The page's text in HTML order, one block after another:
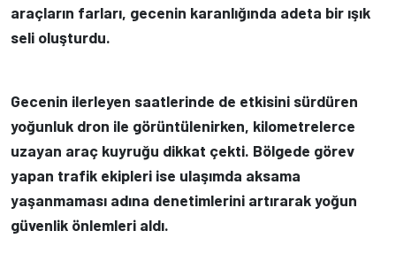
araçların farları, gecenin karanlığında adeta bir ışık
seli oluşturdu.
Gecenin ilerleyen saatlerinde de etkisini sürdüren
yoğunluk dron ile görüntülenirken, kilometrelerce
uzayan araç kuyruğu dikkat çekti. Bölgede görev
yapan trafik ekipleri ise ulaşımda aksama
yaşanmaması adına denetimlerini artırarak yoğun
güvenlik önlemleri aldı.